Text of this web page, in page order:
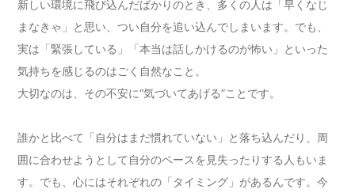
新しい環境に飛び込んだばかりのとき、多くの人は「早くなじ
まなきゃ」と思い、つい自分を追い込んでしまいます。でも、
実は「緊張している」「本当は話しかけるのが怖い」といった
気持ちを感じるのはごく自然なこと。
大切なのは、その不安に“気づいてあげる”ことです。
誰かと比べて「自分はまだ慣れていない」と落ち込んだり、周
囲に合わせようとして自分のペースを見失ったりする人もいま
す。でも、心にはそれぞれの「タイミング」があるんです。今